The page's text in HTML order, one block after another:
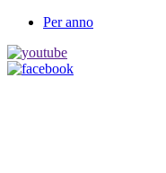
Per anno